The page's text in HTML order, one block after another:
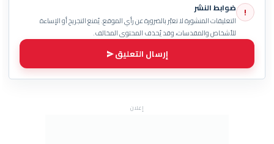
! ضوابط النشر
التعليقات المنشورة لا تعبّر بالضرورة عن رأي الموقع. يُمنع التجريح أو الإساءة
للأشخاص والمقدسات، وقد يُحذف المحتوى المخالف.
إرسال التعليق
إعلان